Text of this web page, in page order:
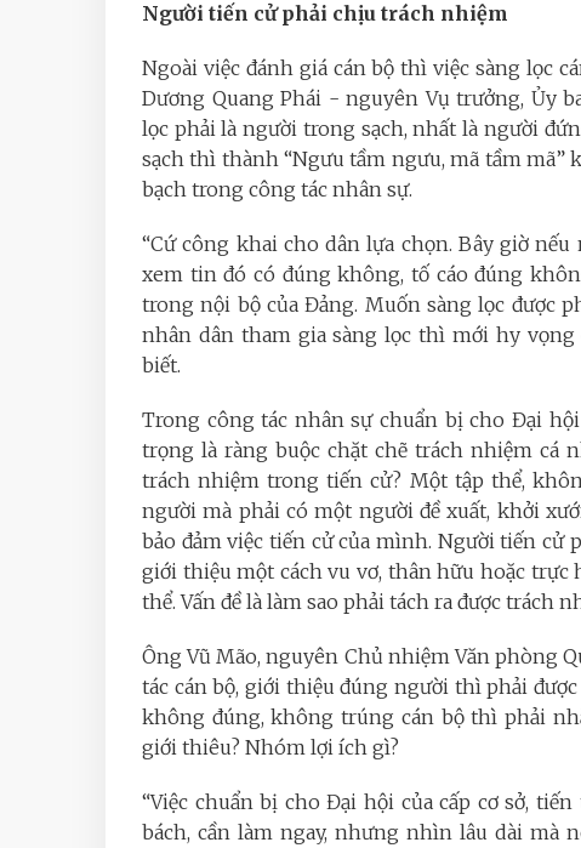
Người tiến cử phải chịu trách nhiệm
Ngoài việc đánh giá cán bộ thì việc sàng lọc
Dương Quang Phái - nguyên Vụ trưởng, Ủy
lọc phải là người trong sạch, nhất là người
sạch thì thành “Ngưu tầm ngưu, mã tầm mã”
bạch trong công tác nhân sự.
“Cứ công khai cho dân lựa chọn. Bây giờ
xem tin đó có đúng không, tố cáo đúng
trong nội bộ của Đảng. Muốn sàng lọc được
nhân dân tham gia sàng lọc thì mới hy
biết.
Trong công tác nhân sự chuẩn bị cho Đại
trọng là ràng buộc chặt chẽ trách nhiệm cá
trách nhiệm trong tiến cử? Một tập thể,
người mà phải có một người đề xuất, khởi
bảo đảm việc tiến cử của mình. Người tiến
giới thiệu một cách vu vơ, thân hữu hoặc trực
thể. Vấn đề là làm sao phải tách ra được trách
Ông Vũ Mão, nguyên Chủ nhiệm Văn phòng
tác cán bộ, giới thiệu đúng người thì phải
không đúng, không trúng cán bộ thì phải
giới thiêu? Nhóm lợi ích gì?
“Việc chuẩn bị cho Đại hội của cấp cơ sở,
bách, cần làm ngay, nhưng nhìn lâu dài mà